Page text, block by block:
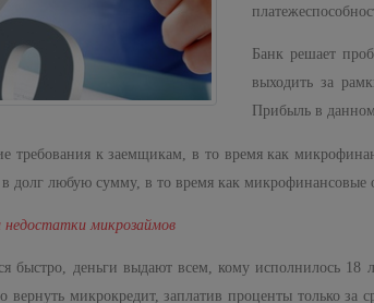
Банк решает
выходить за
Прибыль в
требования к заемщикам, в то время как
в долг любую сумму, в то время как
микрозаймов
быстро, деньги выдают всем, кому исполнилось
вернуть микрокредит, заплатив проценты только